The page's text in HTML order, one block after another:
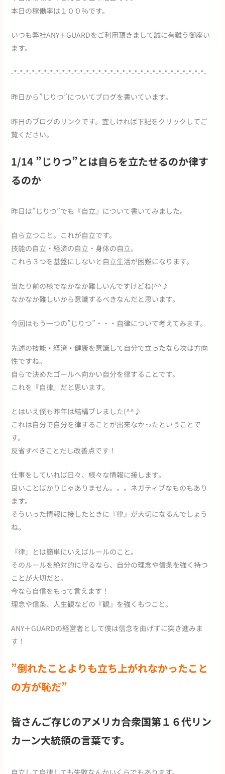
本日の稼働率は１００％です。
いつも弊社ANY＋GUARDをご利用頂きまして誠に有難う御座い
ます。
-*-*-*-*-*-*-*-*-*-*-*-*-*-*-*-*-*-*-*-*-*-*-*-*-*-*-*-*-*-*-*-*-
昨日から”じりつ”についてブログを書いています。
昨日のブログのリンクです。宜しければ下記をクリックしてご
覧ください。
1/14 ”じりつ”とは自らを立たせるのか律す
るのか
昨日は”じりつ”でも『自立』について書いてみました。
自ら立つこと。これが自立です。
技能の自立・経済の自立・身体の自立。
これら３つを基盤にしないと自立生活が困難になります。
当たり前の様でなかなか難しいんですけどね(^^♪
なかなか難しいから意識するべきなんだと思います。
今回はもう一つの”じりつ”・・・自律について考えてみます。
先述の技能・経済・健康を意識して自分で立ったなら次は方向
性ですね。
自らで決めたゴールへ向かい自分を律することです。
これを『自律』だと思います。
とはいえ僕も昨年は結構ブレました(^^♪
これは自分で自分を律することが出来なかったということで
す。
反省すべきことだし改善点です！
仕事をしていれば日々、様々な情報に接します。
良いことばかりじゃありません。。。ネガティブなものもあり
ます。
そういった情報に接したときに『律』が大切になるんでしょう
ね。
『律』とは簡単にいえばルールのこと。
そのルールを絶対的に守るなら、自分の理念や信条を強く持つ
ことが大切だと。
今なら自信をもって言えます！
理念や信条、人生観などの『観』を強くもつこと。
ANY＋GUARDの経営者として僕は信念を曲げずに突き進みま
す！
”倒れたことよりも立ち上がれなかったこと
の方が恥だ”
皆さんご存じのアメリカ合衆国第１６代リン
カーン大統領の言葉です。